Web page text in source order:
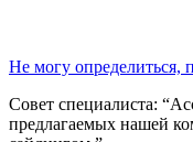
Не могу определиться,
Совет специалиста:
предлагаемых нашей